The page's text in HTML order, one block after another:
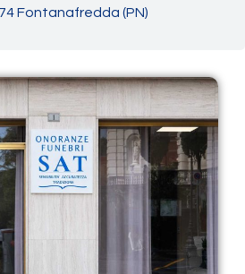
Fontanafredda (PN)